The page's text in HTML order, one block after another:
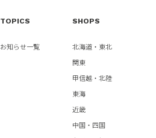
TOPICS
お知らせ一覧
SHOPS
北海道・東北
関東
甲信越・北陸
東海
近畿
中国・四国